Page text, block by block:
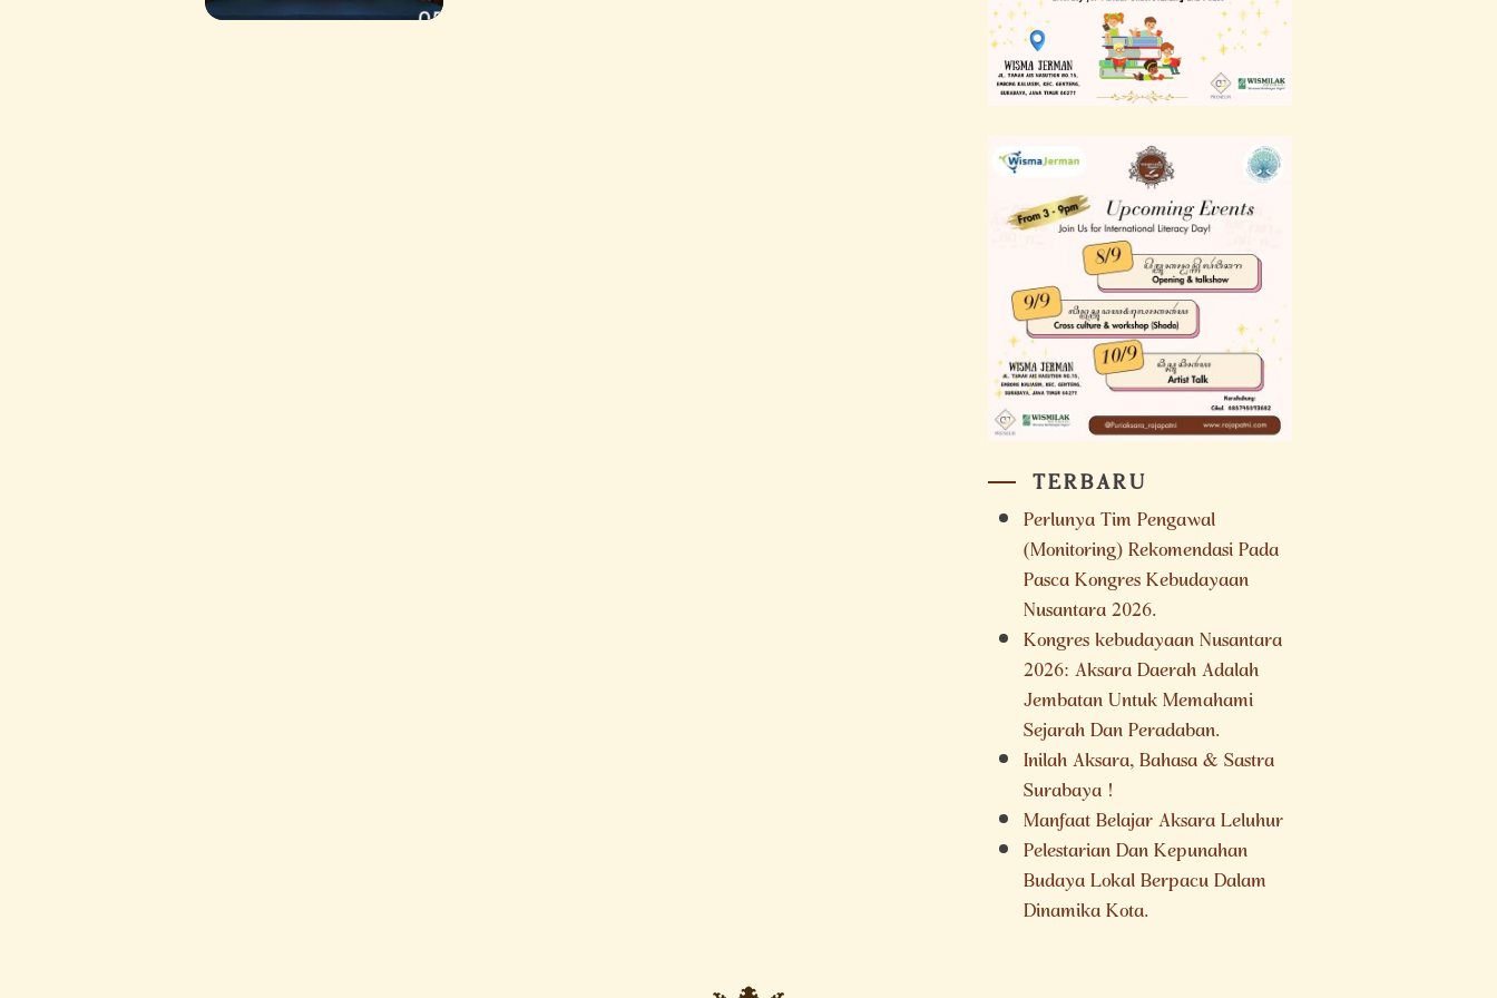
TERBARU
Perlunya Tim Pengawal
(Monitoring) Rekomendasi Pada
Pasca Kongres Kebudayaan
Nusantara 2026.
Kongres kebudayaan Nusantara
2026: Aksara Daerah Adalah
Jembatan Untuk Memahami
Sejarah Dan Peradaban.
Inilah Aksara, Bahasa & Sastra
Surabaya !
Manfaat Belajar Aksara Leluhur
Pelestarian Dan Kepunahan
Budaya Lokal Berpacu Dalam
Dinamika Kota.